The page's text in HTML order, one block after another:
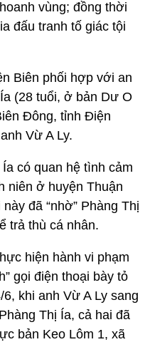
vùng; đồng thời
đấu tranh tố giác tội
Biên phối hợp với an
(28 tuổi, ở bản Dư O
Đông, tỉnh Điện
Vừ A Ly.
có quan hệ tình cảm
niên ở huyện Thuận
đã “nhờ” Phàng Thị
trả thù cá nhân.
hiện hành vi phạm
gọi điện thoại bày tỏ
khi anh Vừ A Ly sang
Thị Ía, cả hai đã
bản Keo Lôm 1, xã